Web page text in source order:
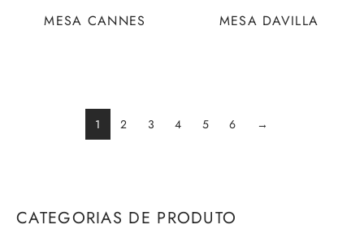
CATEGORIAS DE PRODUTO
MESA CANNES MESA DAVILLA
1 2 3 4 5 6 →